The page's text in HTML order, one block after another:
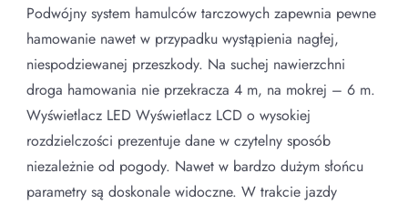
Podwójny system hamulców tarczowych zapewnia pewne
hamowanie nawet w przypadku wystąpienia nagłej,
niespodziewanej przeszkody. Na suchej nawierzchni
droga hamowania nie przekracza 4 m, na mokrej – 6 m.
Wyświetlacz LED Wyświetlacz LCD o wysokiej
rozdzielczości prezentuje dane w czytelny sposób
niezależnie od pogody. Nawet w bardzo dużym słońcu
parametry są doskonale widoczne. W trakcie jazdy